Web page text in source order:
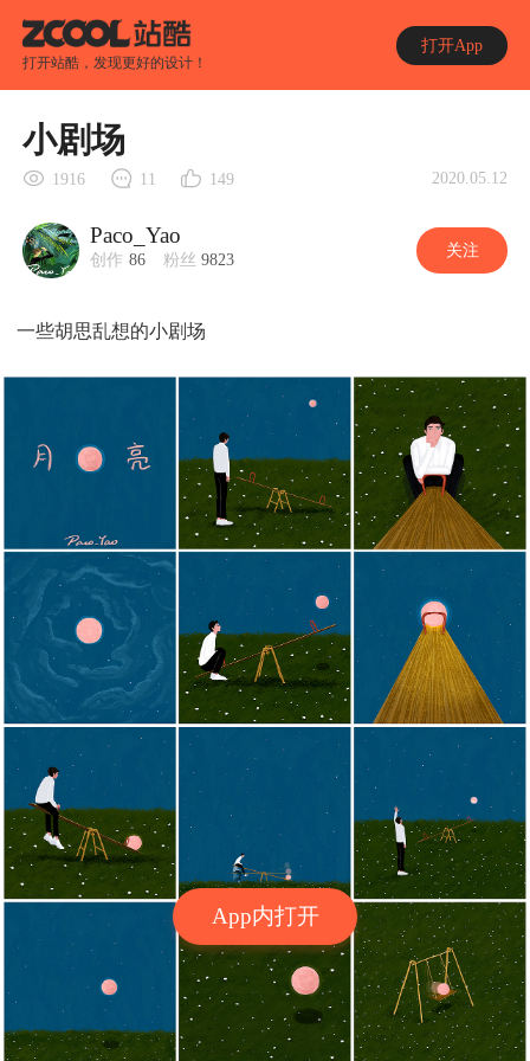
打开站酷，发现更好的设计！
打开App
App内打开
小剧场
1916 11 149 2020.05.12
Paco_Yao
创作 86 粉丝 9823 关注
一些胡思乱想的小剧场